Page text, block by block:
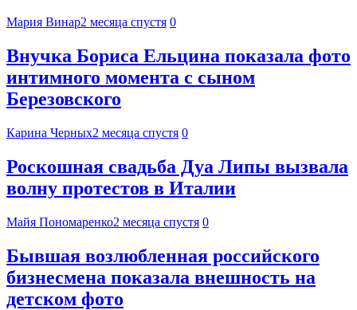
Мария Винар2 месяца спустя 0
Внучка Бориса Ельцина показала фото
интимного момента с сыном
Березовского
Карина Черных2 месяца спустя 0
Роскошная свадьба Дуа Липы вызвала
волну протестов в Италии
Майя Пономаренко2 месяца спустя 0
Бывшая возлюбленная российского
бизнесмена показала внешность на
детском фото